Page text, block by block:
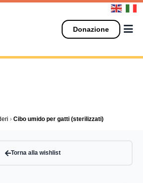
Donazione
› Cibo umido per gatti (sterilizzati)
Torna alla wishlist